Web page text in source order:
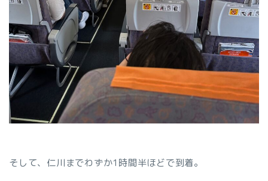
そして、仁川までわずか1時間半ほどで到着。